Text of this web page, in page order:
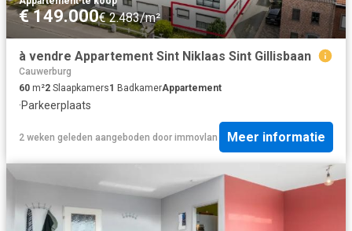
€ 149.000€ 2.483/m²
à vendre Appartement Sint Niklaas Sint Gillisbaan
Cauwerburg
60 m²2 Slaapkamers1 BadkamerAppartement
·Parkeerplaats
2 weken geleden aangeboden door immovlan Meer informatie